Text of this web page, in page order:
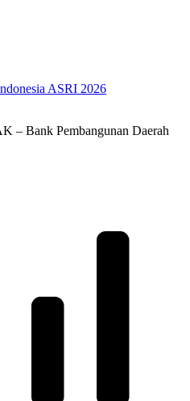
ASRI 2026
– Bank Pembangunan Daerah